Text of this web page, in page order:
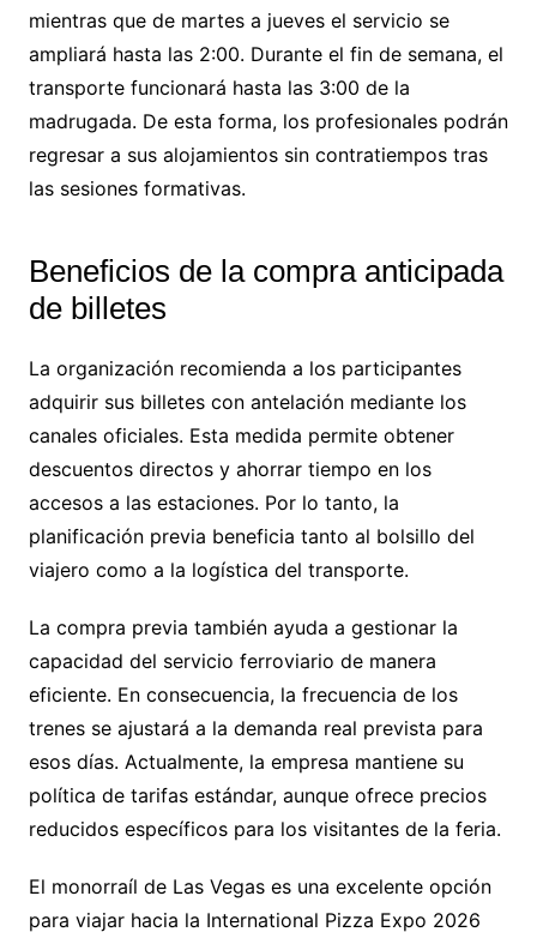
mientras que de martes a jueves el servicio se
ampliará hasta las 2:00. Durante el fin de semana, el
transporte funcionará hasta las 3:00 de la
madrugada. De esta forma, los profesionales podrán
regresar a sus alojamientos sin contratiempos tras
las sesiones formativas.
Beneficios de la compra anticipada
de billetes
La organización recomienda a los participantes
adquirir sus billetes con antelación mediante los
canales oficiales. Esta medida permite obtener
descuentos directos y ahorrar tiempo en los
accesos a las estaciones. Por lo tanto, la
planificación previa beneficia tanto al bolsillo del
viajero como a la logística del transporte.
La compra previa también ayuda a gestionar la
capacidad del servicio ferroviario de manera
eficiente. En consecuencia, la frecuencia de los
trenes se ajustará a la demanda real prevista para
esos días. Actualmente, la empresa mantiene su
política de tarifas estándar, aunque ofrece precios
reducidos específicos para los visitantes de la feria.
El monorraíl de Las Vegas es una excelente opción
para viajar hacia la International Pizza Expo 2026